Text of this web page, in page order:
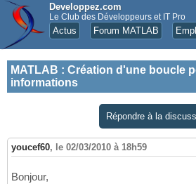
Developpez.com
Le Club des Développeurs et IT Pro
Actus Forum MATLAB
MATLAB : Création d'une boucle
informations
Répondre à la
youcef60, le 02/03/2010 à 18h59
Bonjour,